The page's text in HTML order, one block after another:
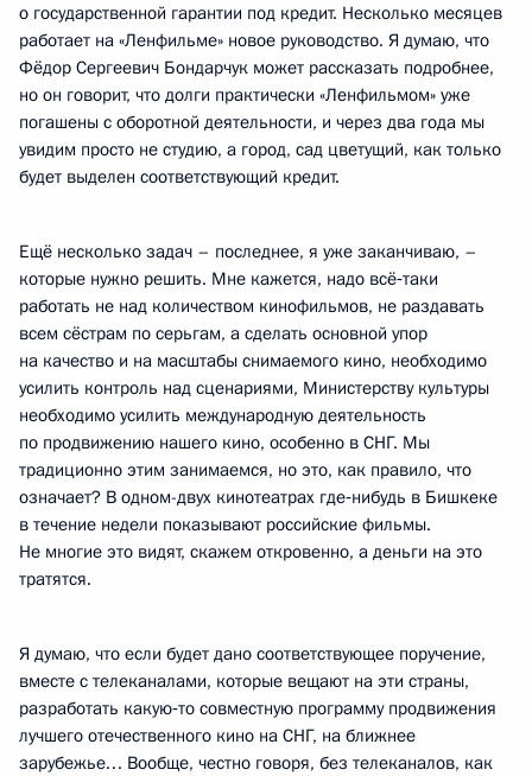
о государственной гарантии под кредит. Несколько месяцев
работает на «Ленфильме» новое руководство. Я думаю, что
Фёдор Сергеевич Бондарчук может рассказать подробнее,
но он говорит, что долги практически «Ленфильмом» уже
погашены с оборотной деятельности, и через два года мы
увидим просто не студию, а город, сад цветущий, как только
будет выделен соответствующий кредит.
Ещё несколько задач – последнее, я уже заканчиваю, –
которые нужно решить. Мне кажется, надо всё‑таки
работать не над количеством кинофильмов, не раздавать
всем сёстрам по серьгам, а сделать основной упор
на качество и на масштабы снимаемого кино, необходимо
усилить контроль над сценариями, Министерству культуры
необходимо усилить международную деятельность
по продвижению нашего кино, особенно в СНГ. Мы
традиционно этим занимаемся, но это, как правило, что
означает? В одном-двух кинотеатрах где‑нибудь в Бишкеке
в течение недели показывают российские фильмы.
Не многие это видят, скажем откровенно, а деньги на это
тратятся.
Я думаю, что если будет дано соответствующее поручение,
вместе с телеканалами, которые вещают на эти страны,
разработать какую‑то совместную программу продвижения
лучшего отечественного кино на СНГ, на ближнее
зарубежье… Вообще, честно говоря, без телеканалов, как